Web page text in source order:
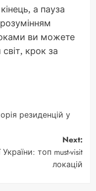
а пауза
ви можете
крок за
резиденцій у
Next:
топ must-visit
локацій